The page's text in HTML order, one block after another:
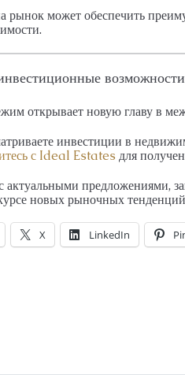
рынок может обеспечить
открывает новую главу в
инвестиции в
с Ideal Estates для
актуальными предложениями,
новых рыночных
X LinkedIn